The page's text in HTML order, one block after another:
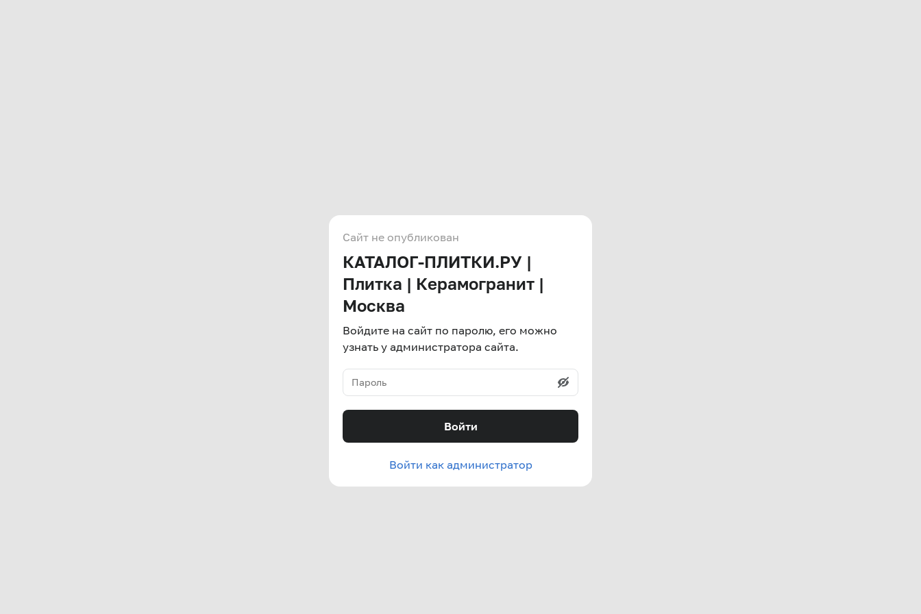
Сайт не опубликован
КАТАЛОГ-ПЛИТКИ.РУ |
Плитка | Керамогранит |
Москва
Войдите на сайт по паролю, его можно
узнать у администратора сайта.
Войти
Войти как администратор